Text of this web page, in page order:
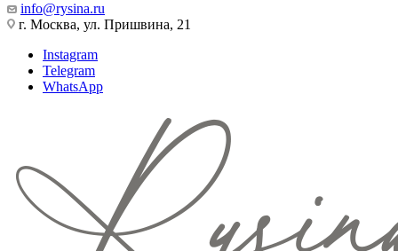
info@rysina.ru
г. Москва, ул. Пришвина, 21
Instagram
Telegram
WhatsApp